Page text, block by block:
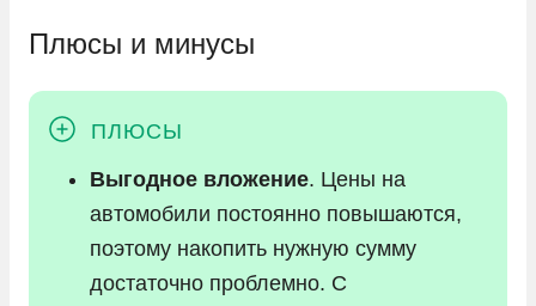
Плюсы и минусы
Выгодное вложение. Цены на
автомобили постоянно повышаются,
поэтому накопить нужную сумму
достаточно проблемно. С